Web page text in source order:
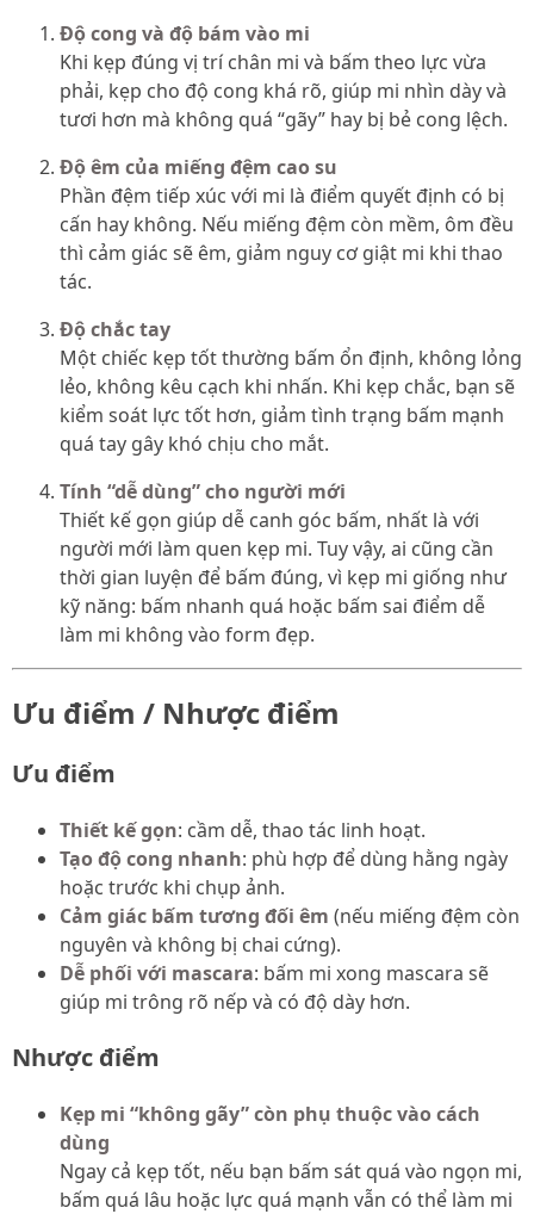
Độ cong và độ bám vào mi
Khi kẹp đúng vị trí chân mi và bấm theo lực vừa
phải, kẹp cho độ cong khá rõ, giúp mi nhìn dày và
tươi hơn mà không quá “gãy” hay bị bẻ cong lệch.
Độ êm của miếng đệm cao su
Phần đệm tiếp xúc với mi là điểm quyết định có bị
cấn hay không. Nếu miếng đệm còn mềm, ôm đều
thì cảm giác sẽ êm, giảm nguy cơ giật mi khi thao
tác.
Độ chắc tay
Một chiếc kẹp tốt thường bấm ổn định, không lỏng
lẻo, không kêu cạch khi nhấn. Khi kẹp chắc, bạn sẽ
kiểm soát lực tốt hơn, giảm tình trạng bấm mạnh
quá tay gây khó chịu cho mắt.
Tính “dễ dùng” cho người mới
Thiết kế gọn giúp dễ canh góc bấm, nhất là với
người mới làm quen kẹp mi. Tuy vậy, ai cũng cần
thời gian luyện để bấm đúng, vì kẹp mi giống như
kỹ năng: bấm nhanh quá hoặc bấm sai điểm dễ
làm mi không vào form đẹp.
Ưu điểm / Nhược điểm
Ưu điểm
Thiết kế gọn: cầm dễ, thao tác linh hoạt.
Tạo độ cong nhanh: phù hợp để dùng hằng ngày
hoặc trước khi chụp ảnh.
Cảm giác bấm tương đối êm (nếu miếng đệm còn
nguyên và không bị chai cứng).
Dễ phối với mascara: bấm mi xong mascara sẽ
giúp mi trông rõ nếp và có độ dày hơn.
Nhược điểm
Kẹp mi “không gãy” còn phụ thuộc vào cách
dùng
Ngay cả kẹp tốt, nếu bạn bấm sát quá vào ngọn mi,
bấm quá lâu hoặc lực quá mạnh vẫn có thể làm mi